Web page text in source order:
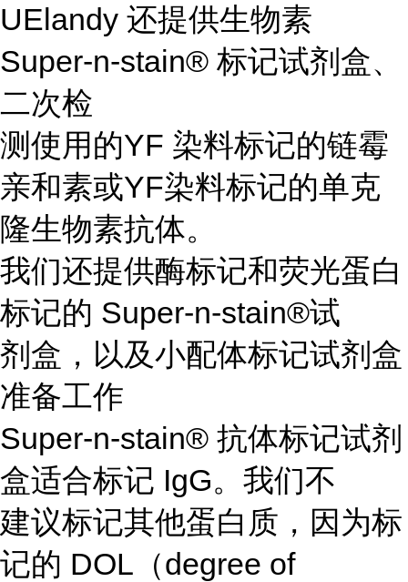
UElandy 还提供生物素
Super-n-stain® 标记试剂盒、
二次检
测使用的YF 染料标记的链霉
亲和素或YF染料标记的单克
隆生物素抗体。
我们还提供酶标记和荧光蛋白
标记的 Super-n-stain®试
剂盒，以及小配体标记试剂盒
准备工作
Super-n-stain® 抗体标记试剂
盒适合标记 IgG。我们不
建议标记其他蛋白质，因为标
记的 DOL（degree of